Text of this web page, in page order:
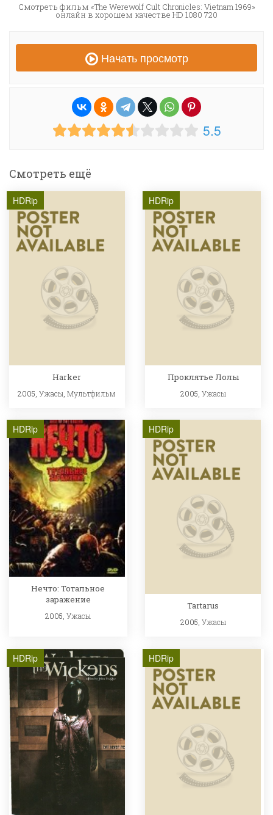
Смотреть фильм «The Werewolf Cult Chronicles: Vietnam 1969»
онлайн в хорошем качестве HD 1080 720
Начать просмотр
5.5
Смотреть ещё
HDRip
Harker
2005,Ужасы ,Мультфильм
HDRip
Проклятье Лолы
2005, Ужасы
HDRip
Нечто: Тотальное
заражение
2005,Ужасы
HDRip
Tartarus
2005, Ужасы
HDRip HDRip